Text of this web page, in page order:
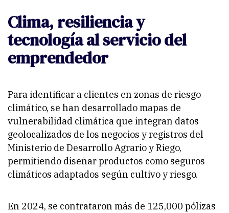
Clima, resiliencia y
tecnología al servicio del
emprendedor
Para identificar a clientes en zonas de riesgo
climático, se han desarrollado mapas de
vulnerabilidad climática que integran datos
geolocalizados de los negocios y registros del
Ministerio de Desarrollo Agrario y Riego,
permitiendo diseñar productos como seguros
climáticos adaptados según cultivo y riesgo.
En 2024, se contrataron más de 125,000 pólizas